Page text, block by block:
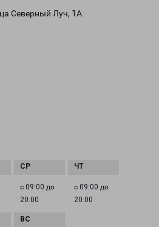
Северный Луч, 1А.
с 09:00 до
20:00
с 09:00 до
20:00